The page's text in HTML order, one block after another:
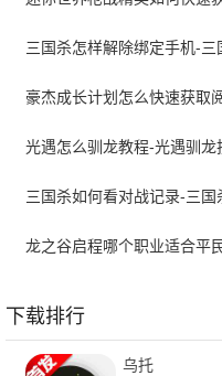
三国杀怎样解除绑定手机-
光遇怎么驯龙教程-光遇驯龙
三国杀如何看对战记录-三
龙之谷启程哪个职业适合平
下载排行
乌托